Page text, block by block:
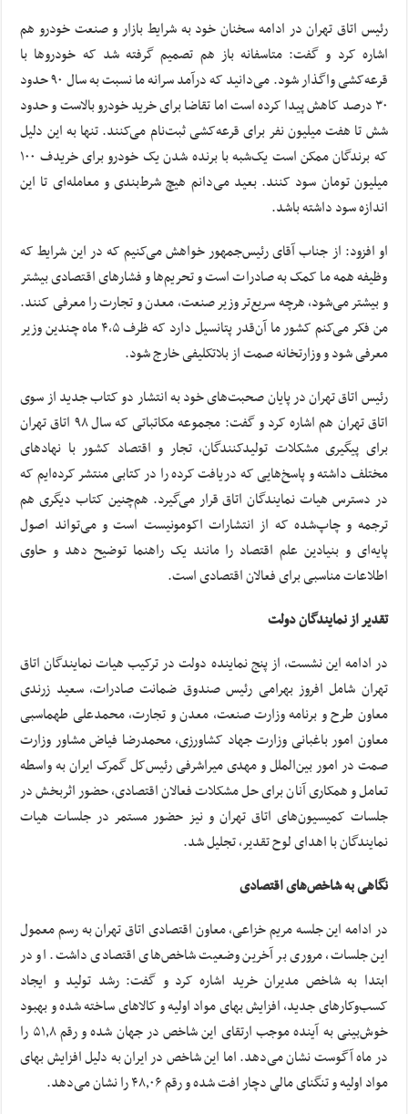
رئیس اتاق تهران در ادامه سخنان خود به شرایط بازار و صنعت خودرو هم
اشاره کرد و گفت: متاسفانه باز هم تصمیم گرفته شد که خودروها با
قرعه‌کشی واگذار شود. می‌دانید که درآمد سرانه ما نسبت به سال ۹۰ حدود
۳۰ درصد کاهش پیدا کرده است اما تقاضا برای خرید خودرو بالاست و حدود
شش تا هفت میلیون نفر برای قرعه‌کشی ثبت‌نام می‌کنند. تنها به این دلیل
که برندگان ممکن است یک‌شبه با برنده شدن یک خودرو برای خریدف ۱۰۰
میلیون تومان سود کنند. بعید می‌دانم هیچ شرط‌بندی و معامله‌ای تا این
اندازه سود داشته باشد.
او افزود: از جناب آقای رئیس‌جمهور خواهش می‌کنیم که در این شرایط که
وظیفه همه ما کمک به صادرات است و تحریم‌ها و فشارهای اقتصادی بیشتر
و بیشتر می‌شود، هرچه سریع‌تر وزیر صنعت، معدن و تجارت را معرفی کنند.
من فکر می‌کنم کشور ما آن‌قدر پتانسیل دارد که ظرف ۴،۵ ماه چندین وزیر
معرفی شود و وزارتخانه صمت از بلاتکلیفی خارج شود.
رئیس اتاق تهران در پایان صحبت‌های خود به انتشار دو کتاب جدید از سوی
اتاق تهران هم اشاره کرد و گفت: مجموعه مکاتباتی که سال ۹۸ اتاق تهران
برای پیگیری مشکلات تولیدکنندگان، تجار و اقتصاد کشور با نهادهای
مختلف داشته و پاسخ‌هایی که دریافت کرده را در کتابی منتشر کرده‌ایم که
در دسترس هیات نمایندگان اتاق قرار می‌گیرد. هم‌چنین کتاب دیگری هم
ترجمه و چاپ‌شده که از انتشارات اکومونیست است و می‌تواند اصول
پایه‌ای و بنیادین علم اقتصاد را مانند یک راهنما توضیح دهد و حاوی
اطلاعات مناسبی برای فعالان اقتصادی است.
تقدیر از نمایندگان دولت
در ادامه این نشست، از پنج نماینده دولت در ترکیب هیات نمایندگان اتاق
تهران شامل افروز بهرامی رئیس صندوق ضمانت صادرات، سعید زرندی
معاون طرح و برنامه وزارت صنعت، معدن و تجارت، محمدعلی طهماسبی
معاون امور باغبانی وزارت جهاد کشاورزی، محمدرضا فیاض مشاور وزارت
صمت در امور بین‌الملل و مهدی میراشرفی رئیس‌کل گمرک ایران به واسطه
تعامل و همکاری آنان برای حل مشکلات فعالان اقتصادی، حضور اثربخش در
جلسات کمیسیون‌های اتاق تهران و نیز حضور مستمر در جلسات هیات
نمایندگان با اهدای لوح تقدیر، تجلیل شد.
نگاهی به شاخص‌های اقتصادی
در ادامه این جلسه مریم خزاعی، معاون اقتصادی اتاق تهران به رسم معمول
این جلسات، مروری بر آخرین وضعیت شاخص‌های اقتصادی داشت. او در
ابتدا به شاخص مدیران خرید اشاره کرد و گفت: رشد تولید و ایجاد
کسب‌وکارهای جدید، افزایش بهای مواد اولیه و کالاهای ساخته شده و بهبود
خوش‌بینی به آینده موجب ارتقای این شاخص در جهان شده و رقم ۵۱٫۸ را
در ماه آگوست نشان می‌دهد. اما این شاخص در ایران به دلیل افزایش بهای
مواد اولیه و تنگنای مالی دچار افت شده و رقم ۴۸٫۰۶ را نشان می‌دهد.